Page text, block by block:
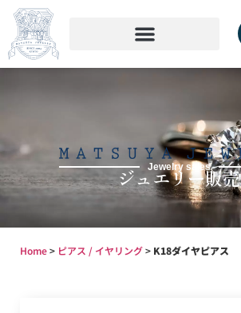
Jewelry sales
ジュエリー販売
Home> ピアス / イヤリング> K18ダイヤピアス